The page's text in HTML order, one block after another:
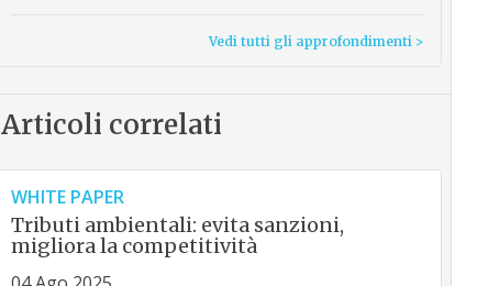
Vedi tutti gli approfondimenti >
Articoli correlati
WHITE PAPER
Tributi ambientali: evita sanzioni,
migliora la competitività